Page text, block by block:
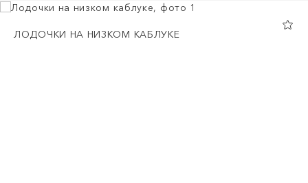
ЛОДОЧКИ НА НИЗКОМ КАБЛУКЕ